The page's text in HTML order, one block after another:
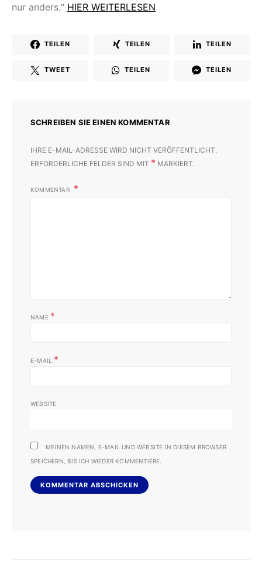
nur anders.“ HIER WEITERLESEN
TEILEN TEILEN TEILEN
TWEET TEILEN TEILEN
SCHREIBEN SIE EINEN KOMMENTAR
IHRE E-MAIL-ADRESSE WIRD NICHT VERÖFFENTLICHT.
ERFORDERLICHE FELDER SIND MIT * MARKIERT.
KOMMENTAR
NAME *
E-MAIL *
WEBSITE
MEINEN NAMEN, E-MAIL UND WEBSITE IN DIESEM BROWSER
SPEICHERN, BIS ICH WIEDER KOMMENTIERE.